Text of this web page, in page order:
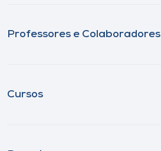
Professores e Colaboradores
Cursos